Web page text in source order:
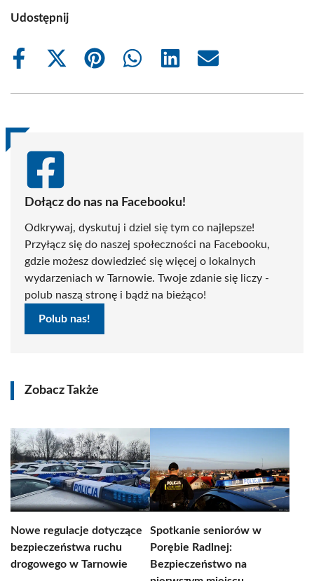
Udostępnij
Share
Share
(Twitter)
Share
Share
Share
Share
Dołącz do nas na Facebooku!
Odkrywaj, dyskutuj i dziel się tym co najlepsze!
Przyłącz się do naszej społeczności na Facebooku,
gdzie możesz dowiedzieć się więcej o lokalnych
wydarzeniach w Tarnowie. Twoje zdanie się liczy -
polub naszą stronę i bądź na bieżąco!
Polub nas!
Zobacz Także
Nowe regulacje dotyczące
bezpieczeństwa ruchu
drogowego w Tarnowie
Spotkanie seniorów w
Porębie Radlnej:
Bezpieczeństwo na